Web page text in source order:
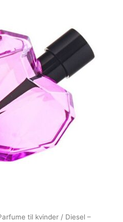
til kvinder / Diesel –
kr..
is:
334,95 kr..